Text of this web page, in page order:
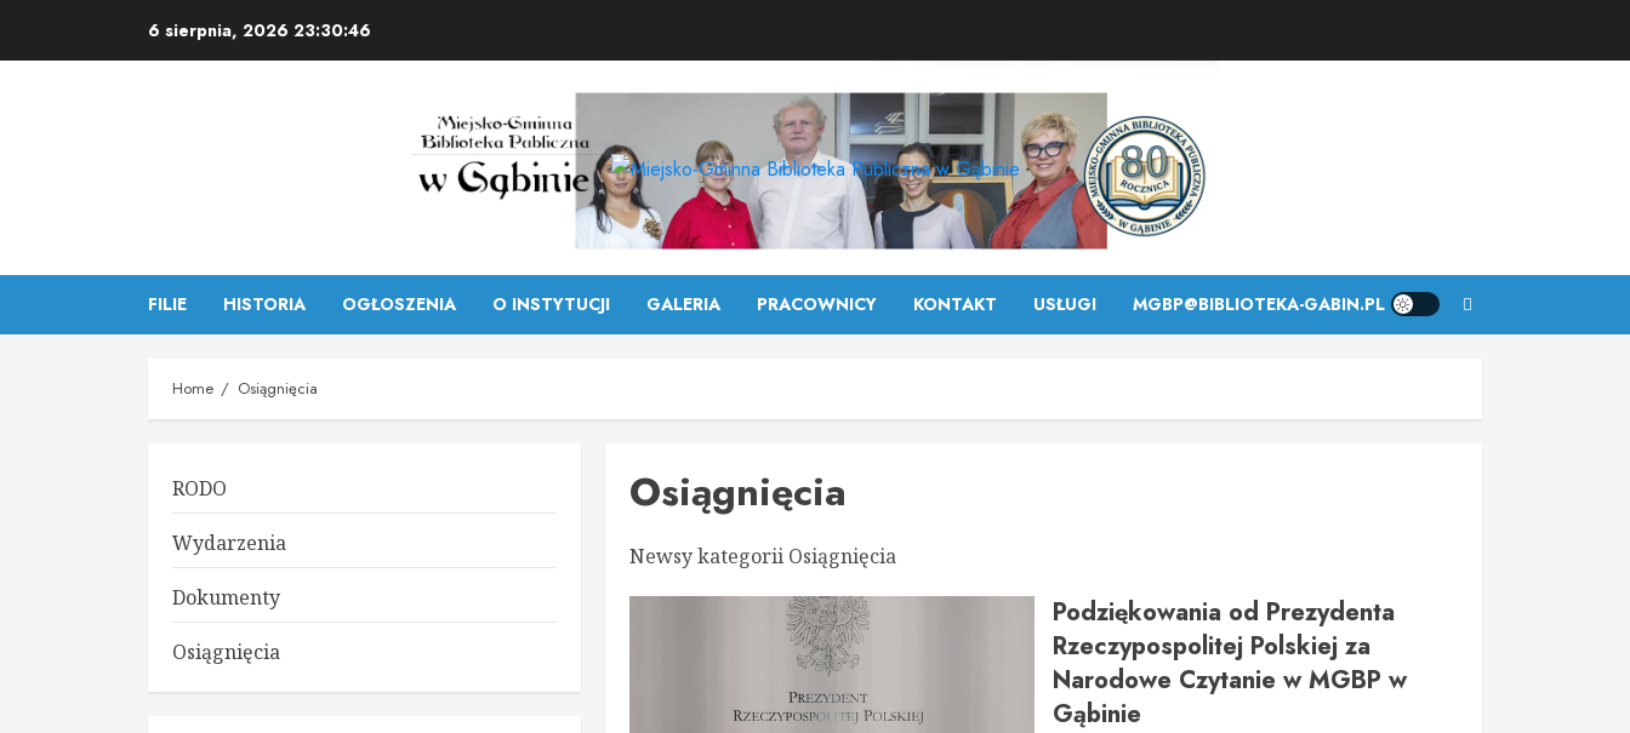
6 sierpnia, 2026 23:30:47
FILIE HISTORIA OGŁOSZENIA O INSTYTUCJI GALERIA PRACOWNICY KONTAKT USŁUGI MGBP@BIBLIOTEKA-GABIN.PL
Home Osiągnięcia
Osiągnięcia
Newsy kategorii Osiągnięcia
Podziękowania od Prezydenta
Rzeczypospolitej Polskiej za
Narodowe Czytanie w MGBP w
Gąbinie
RODO
Wydarzenia
Dokumenty
Osiągnięcia